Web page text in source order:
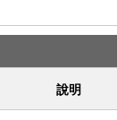
說明